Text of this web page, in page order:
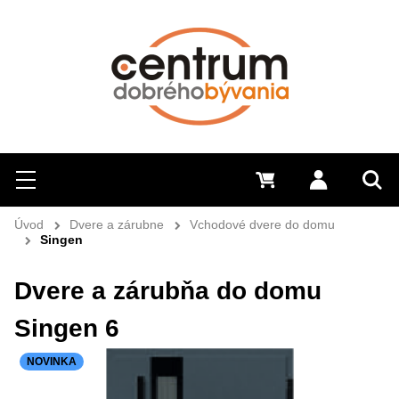
Hľadať
Menu Prihlásiť
0 €
Úvod Dvere a zárubne
Vchodové dvere do domu
Singen
Dvere a zárubňa do domu
Singen 6
NOVINKA